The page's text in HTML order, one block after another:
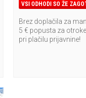
VSI ODHODI SO ŽE
Brez doplačila za
5 € popusta za
pri plačilu prijavnine!